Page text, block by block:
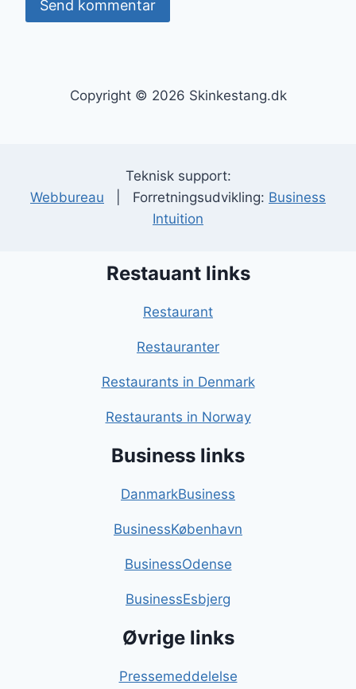
Copyright © 2026 Skinkestang.dk
Teknisk support:
Webbureau | Forretningsudvikling: Business
Intuition
Restauant links
Restaurant
Restauranter
Restaurants in Denmark
Restaurants in Norway
Business links
DanmarkBusiness
BusinessKøbenhavn
BusinessOdense
BusinessEsbjerg
Øvrige links
Pressemeddelelse